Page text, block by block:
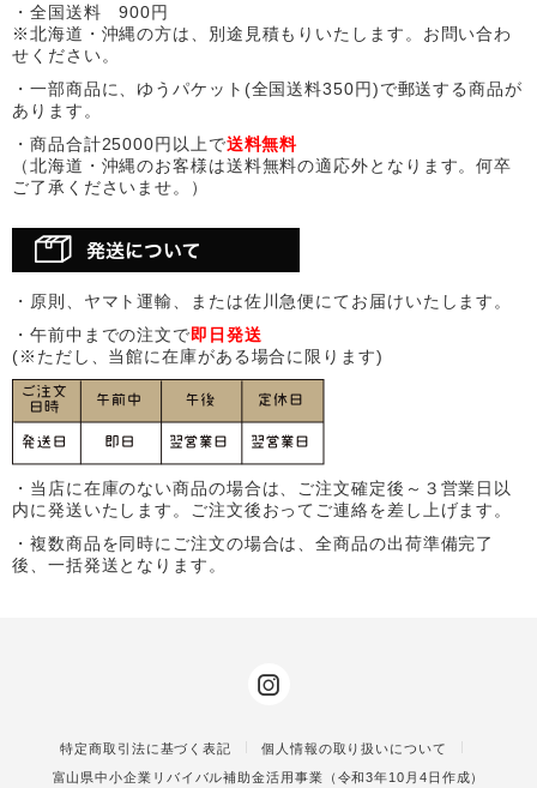
・全国送料 900円
※北海道・沖縄の方は、別途見積もりいたします。お問い合わ
せください。
・一部商品に、ゆうパケット(全国送料350円)で郵送する商品が
あります。
・商品合計25000円以上で送料無料
（北海道・沖縄のお客様は送料無料の適応外となります。何卒
ご了承くださいませ。）
・原則、ヤマト運輸、または佐川急便にてお届けいたします。
・午前中までの注文で即日発送
(※ただし、当館に在庫がある場合に限ります)
・当店に在庫のない商品の場合は、ご注文確定後～３営業日以
内に発送いたします。ご注文後おってご連絡を差し上げます。
・複数商品を同時にご注文の場合は、全商品の出荷準備完了
後、一括発送となります。
特定商取引法に基づく表記
個人情報の取り扱いについて
富山県中小企業リバイバル補助金活用事業（令和3年10月4日作成）